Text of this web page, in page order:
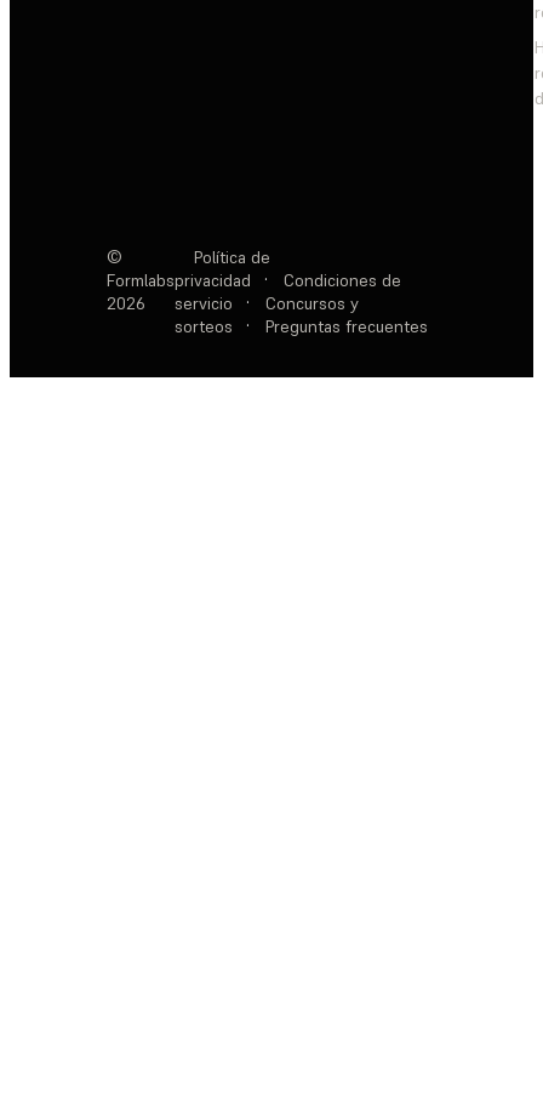
©
Formlabs
2026
Política de
privacidad
·
Condiciones de
servicio
·
Concursos y
sorteos
· Preguntas frecuentes